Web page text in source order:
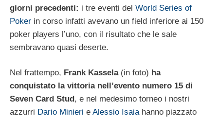
giorni precedenti: i tre eventi del World Series of
Poker in corso infatti avevano un field inferiore ai 150
poker players l’uno, con il risultato che le sale
sembravano quasi deserte.
Nel frattempo, Frank Kassela(in foto) ha
conquistato la vittoria nell’evento numero 15 di
Seven Card Stud , e nel medesimo torneo i nostri
azzurri Dario Minieri e Alessio Isaiahanno piazzato